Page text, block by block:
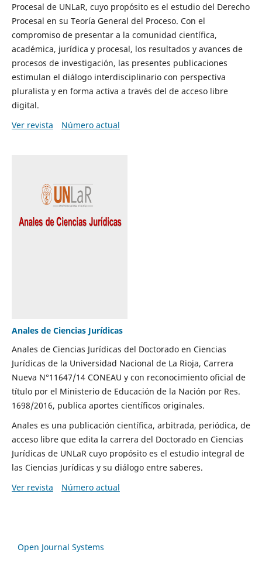
Procesal de UNLaR, cuyo propósito es el estudio del Derecho
Procesal en su Teoría General del Proceso. Con el
compromiso de presentar a la comunidad científica,
académica, jurídica y procesal, los resultados y avances de
procesos de investigación, las presentes publicaciones
estimulan el diálogo interdisciplinario con perspectiva
pluralista y en forma activa a través del de acceso libre
digital.
Ver revista
Número actual
Anales de Ciencias Jurídicas
Anales de Ciencias Jurídicas del Doctorado en Ciencias
Jurídicas de la Universidad Nacional de La Rioja, Carrera
Nueva N°11647/14 CONEAU y con reconocimiento oficial de
título por el Ministerio de Educación de la Nación por Res.
1698/2016, publica aportes científicos originales.
Anales es una publicación científica, arbitrada, periódica, de
acceso libre que edita la carrera del Doctorado en Ciencias
Jurídicas de UNLaR cuyo propósito es el estudio integral de
las Ciencias Jurídicas y su diálogo entre saberes.
Ver revista
Número actual
Open Journal Systems